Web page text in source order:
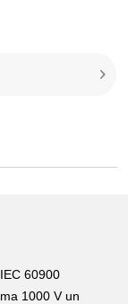
60900
1000 V un